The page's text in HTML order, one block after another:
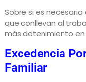
Sobre si es
que conllevan al
más detenimiento
Excedencia
Familiar